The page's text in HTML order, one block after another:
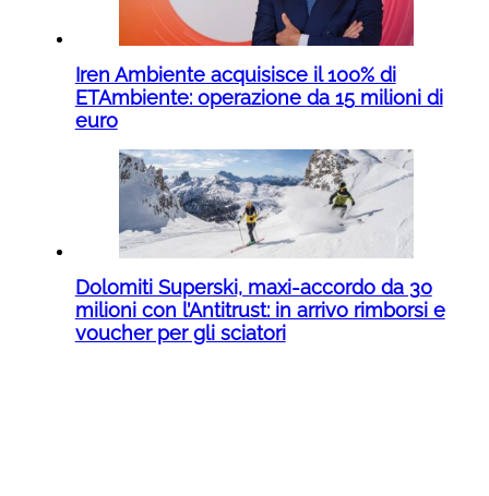
Iren Ambiente acquisisce il 100% di
ETAmbiente: operazione da 15 milioni di
euro
Dolomiti Superski, maxi-accordo da 30
milioni con l’Antitrust: in arrivo rimborsi e
voucher per gli sciatori